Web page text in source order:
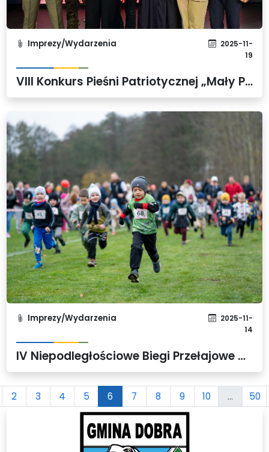
Imprezy/Wydarzenia
2025-11-
19
VIII Konkurs Pieśni Patriotycznej „Mały Polak – Wielkie Serce” – Gmina Dobra Partnerem wydarzenia
Imprezy/Wydarzenia
2025-11-
14
IV Niepodległościowe Biegi Przełajowe w Dobrej – patriotyzm i radość w obiektywie
2 3 4 5 6 7 8 9 10 ... 50